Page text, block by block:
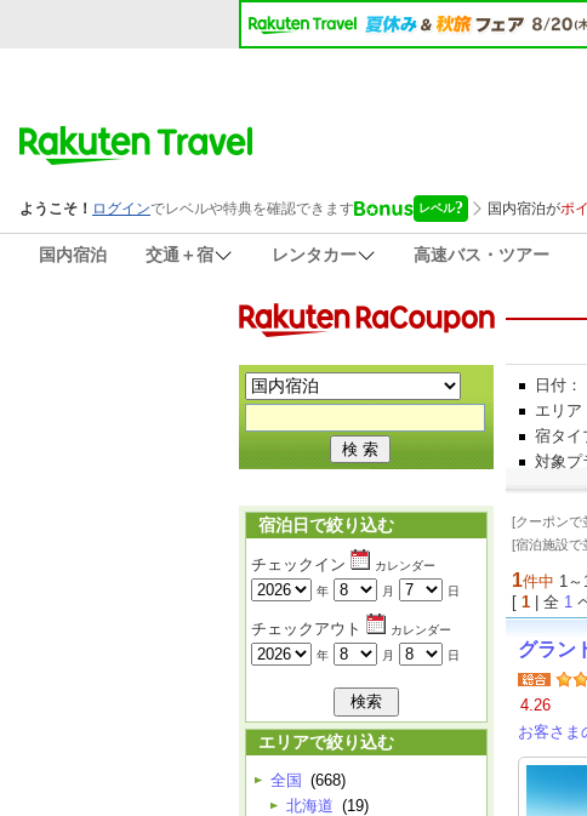
国内宿泊 交通＋宿 レンタカー 高速バス・ツアー
日付：
エリア
宿タイ
対象プ
宿泊日で絞り込む
チェックイン
カレンダー
年
月 日
チェックアウト
カレンダー
年
月 日
エリアで絞り込む
全国 (668)
北海道 (19)
[クーポンで
[宿泊施設で
1件中 1
[ 1 | 全 1
グラン
4.26
お客さま